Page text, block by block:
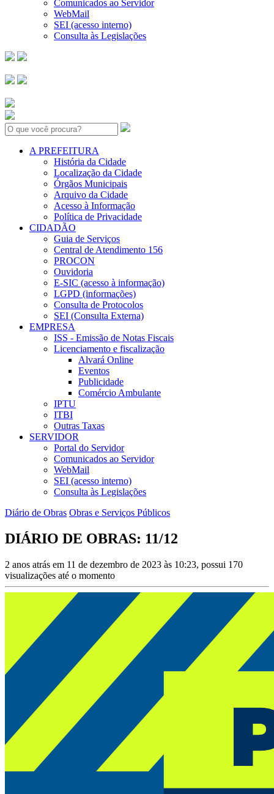
Comunicados ao Servidor
WebMail
SEI (acesso interno)
Consulta às Legislações
Search:
A PREFEITURA
História da Cidade
Localização da Cidade
Órgãos Municipais
Arquivo da Cidade
Acesso à Informação
Política de Privacidade
CIDADÃO
Guia de Serviços
Central de Atendimento 156
PROCON
Ouvidoria
E-SIC (acesso à informação)
LGPD (informações)
Consulta de Protocolos
SEI (Consulta Externa)
EMPRESA
ISS - Emissão de Notas Fiscais
Licenciamento e fiscalização
Alvará Online
Eventos
Publicidade
Comércio Ambulante
IPTU
ITBI
Outras Taxas
SERVIDOR
Portal do Servidor
Comunicados ao Servidor
WebMail
SEI (acesso interno)
Consulta às Legislações
Diário de Obras Obras e Serviços Públicos
DIÁRIO DE OBRAS: 11/12
2 anos atrás em 11 de dezembro de 2023 às 10:23, possui 170
visualizações até o momento